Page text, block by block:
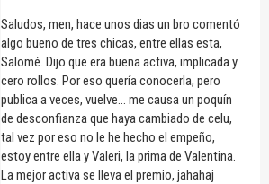
Saludos, men, hace unos dias un bro comentó
algo bueno de tres chicas, entre ellas esta,
Salomé. Dijo que era buena activa, implicada y
cero rollos. Por eso quería conocerla, pero
publica a veces, vuelve... me causa un poquín
de desconfianza que haya cambiado de celu,
tal vez por eso no le he hecho el empeño,
estoy entre ella y Valeri, la prima de Valentina.
La mejor activa se lleva el premio, jahahaj